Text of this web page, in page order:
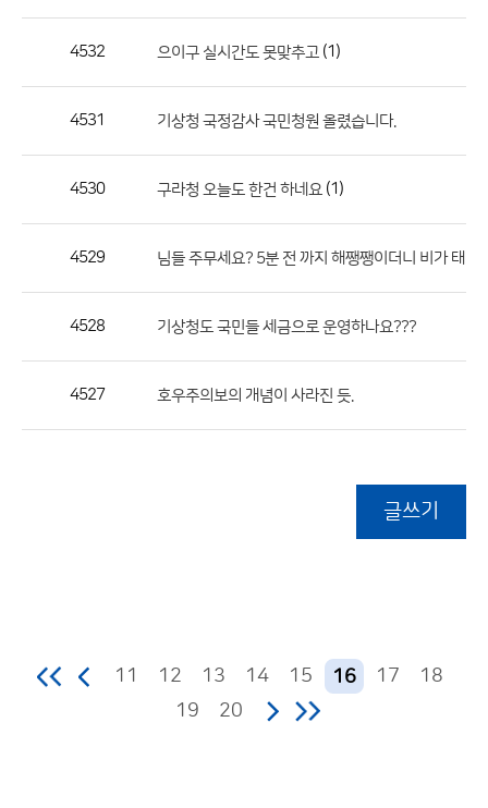
공
4532 으이구 실시간도 못맞추고 (1)
4531 기상청 국정감사 국민청원 올렸습니다.
4530 구라청 오늘도 한건 하네요 (1)
4529 님들 주무세요? 5분 전 까지 해쨍쨍이더니 비가 태어
4528 기상청도 국민들 세금으로 운영하나요???
4527 호우주의보의 개념이 사라진 듯.
글쓰기
11 12 13 14 15 16 17
18
19
20